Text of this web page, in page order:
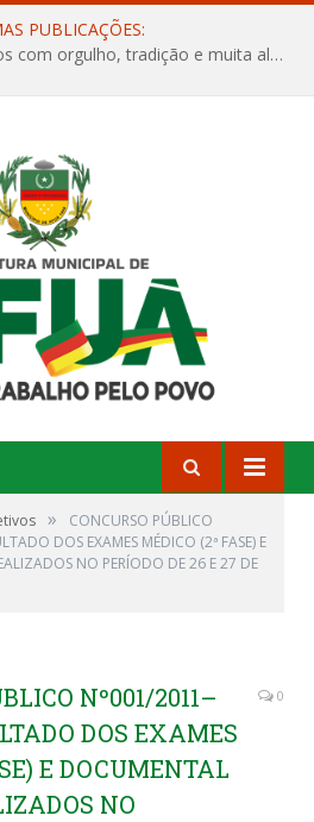
PUBLICAÇÕES:
Afuá comemora 136 anos com orgulho, tradição e muita alegria na Quadra Dr. Nelson Salomão
»
CONCURSO PÚBLICO
DOS EXAMES MÉDICO (2ª FASE) E
NO PERÍODO DE 26 E 27 DE
Nº001/2011–
DOS EXAMES
E DOCUMENTAL
NO
0